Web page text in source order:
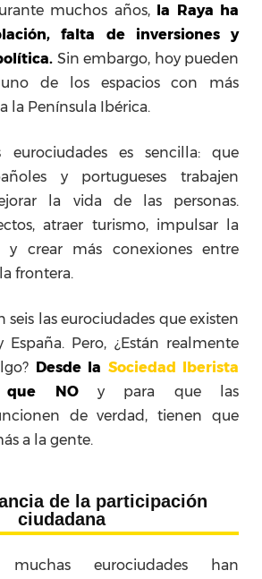
muchos años, la Raya ha
falta de inversiones y
Sin embargo, hoy pueden
de los espacios con más
la Península Ibérica.
es sencilla: que
y portugueses trabajen
la vida de las personas.
atraer turismo, impulsar la
y crear más conexiones entre
frontera.
las eurociudades que existen
Pero, ¿Están realmente
Desde la Sociedad Iberista
que NOy para que las
de verdad, tienen que
a la gente.
de la participación
ciudadana
eurociudades han